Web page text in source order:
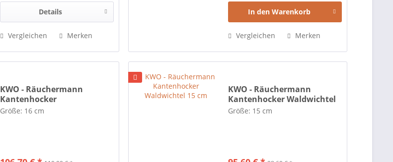
Details
Vergleichen Merken
In den Warenkorb
Vergleichen Merken
KWO - Räuchermann
Kantenhocker
Hundefreundin 16 cm
Größe: 16 cm
KWO - Räuchermann
Kantenhocker Waldwichtel
15 cm
Größe: 15 cm